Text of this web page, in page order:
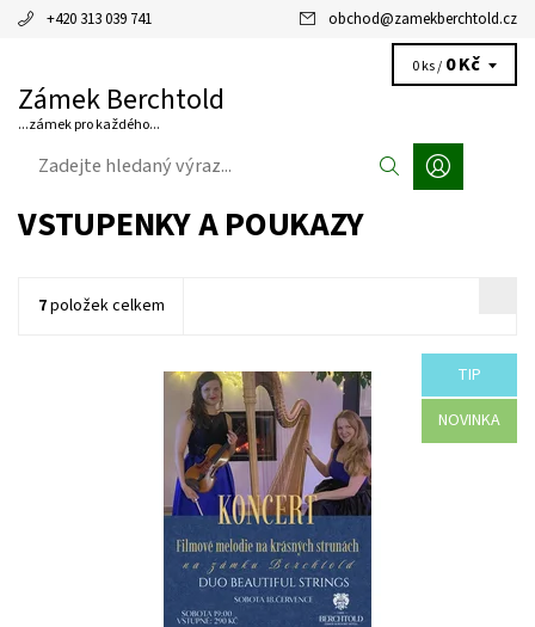
+420 313 039 741 obchod@zamekberchtold.cz
Zámek Berchtold
...zámek pro každého...
0 ks / 0 Kč
VSTUPENKY A POUKAZY
7položek celkem
TIP
NOVINKA
PŘEDPRODEJ UKONČENVSTUPENKY JSOU K DOSTÁNÍ NA
HOTELOVÉ RECEPCI ZÁMKU BERCHTOLD PŘED AKCÍ Filmové...